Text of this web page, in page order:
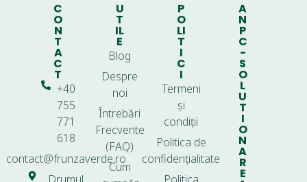
C
O
N
T
A
C
T
+40
755
771
618
contact@frunzaverde.ro
U
T
IL
E
Blog
Despre
noi
Întrebări
Frecvente
(FAQ)
Cum
P
O
LI
T
I
C
I
Termeni
și
condiții
Politica de
confidențialitate
A
N
P
C
-
S
O
L
U
T
I
O
N
A
R
E